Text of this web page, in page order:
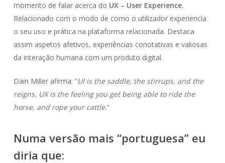
momento de falar acerca do UX – User Experience.
Relacionado com o modo de como o utilizador experiencia
o seu uso e prática na plataforma relacionada. Destaca
assim aspetos afetivos, experiências conotativas e valiosas
da interação humana com um produto digital.
Dain Miller afirma: “UI is the saddle, the stirrups, and the
reigns. UX is the feeling you get being able to ride the
horse, and rope your cattle.“
Numa versão mais “portuguesa” eu
diria que: